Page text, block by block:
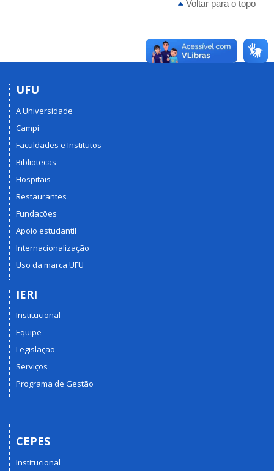
Voltar para o topo
UFU
A Universidade
Campi
Faculdades e Institutos
Bibliotecas
Hospitais
Restaurantes
Fundações
Apoio estudantil
Internacionalização
Uso da marca UFU
IERI
Institucional
Equipe
Legislação
Serviços
Programa de Gestão
CEPES
Institucional